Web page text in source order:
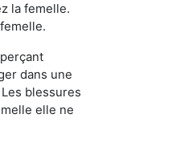
la femelle.
dans une
blessures
elle ne